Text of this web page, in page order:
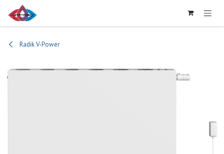
Se rendre au contenu
Radik V-Power